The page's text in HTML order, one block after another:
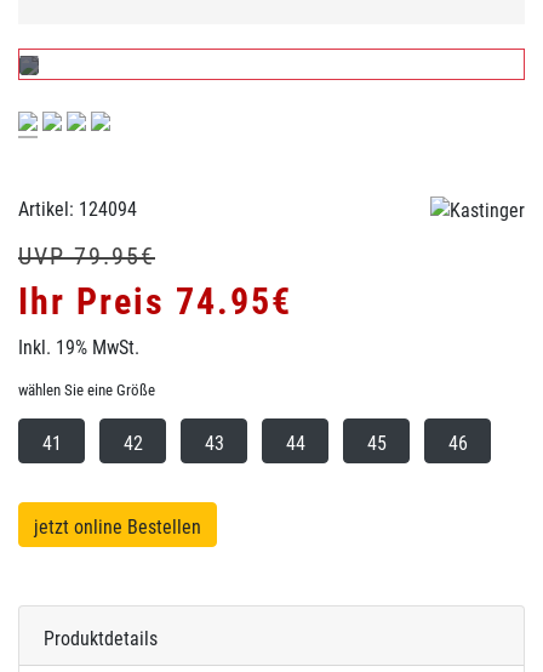
Artikel: 124094
UVP 79.95€
Ihr Preis 74.95€
Inkl. 19% MwSt.
wählen Sie eine Größe
41 42 43 44 45 46
jetzt online Bestellen
Produktdetails